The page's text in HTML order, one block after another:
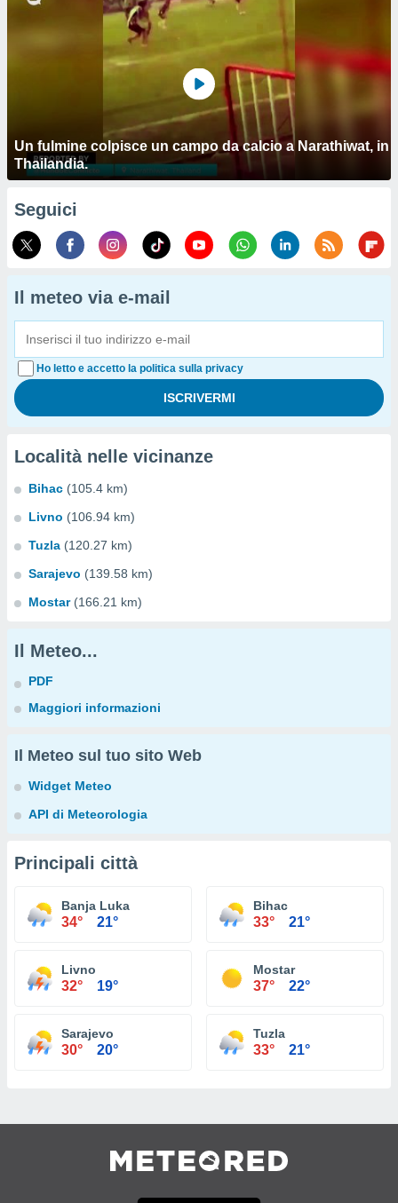
Un fulmine colpisce un campo da calcio a Narathiwat, in
Thailandia.
Seguici
Il meteo via e-mail
Ho letto e accetto la politica sulla privacy
Località nelle vicinanze
Bihac (105.4 km)
Livno (106.94 km)
Tuzla (120.27 km)
Sarajevo (139.58 km)
Mostar (166.21 km)
Il Meteo...
PDF
Maggiori informazioni
Il Meteo sul tuo sito Web
Widget Meteo
API di Meteorologia
Principali città
Banja Luka
34° 21°
Bihac
33° 21°
Livno
32° 19°
Mostar
37° 22°
Sarajevo
30° 20°
Tuzla
33° 21°